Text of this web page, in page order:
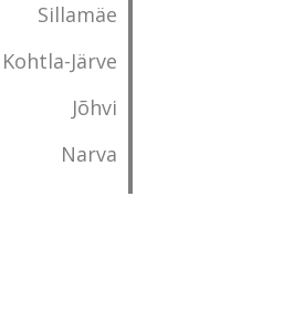
Sillamäe
Kohtla-Järve
Jõhvi
Narva